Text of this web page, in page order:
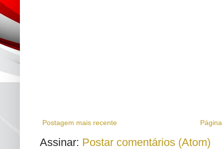
Postagem mais recente
Assinar: Postar comentários (Atom)